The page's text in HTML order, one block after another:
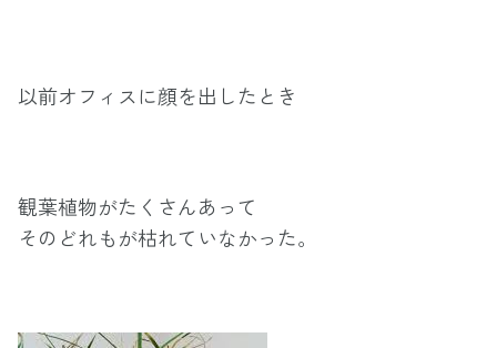
以前オフィスに顔を出したとき
観葉植物がたくさんあって
そのどれもが枯れていなかった。